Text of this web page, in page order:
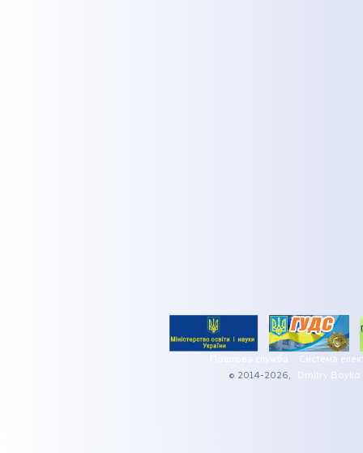
Поштова служба
Система
© 2014-2026,
Dmitry Boyko